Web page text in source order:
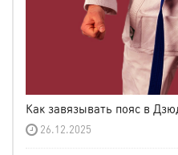
Как завязывать пояс в
26.12.2025